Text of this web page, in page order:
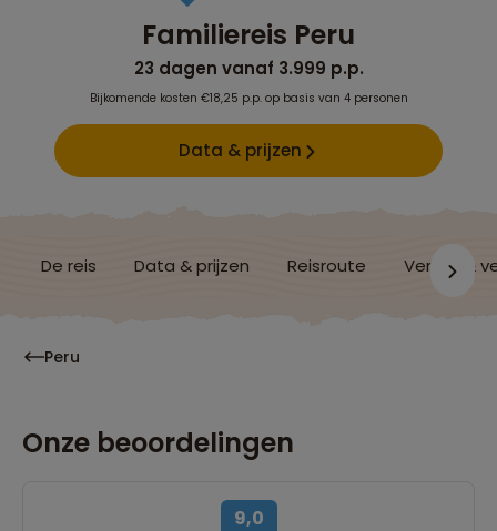
Familiereis Peru
23 dagen vanaf 3.999 p.p.
Bijkomende kosten €18,25 p.p. op basis van 4 personen
Data & prijzen
De reis Data & prijzen Reisroute Verblijf &
Peru
Onze beoordelingen
9,0